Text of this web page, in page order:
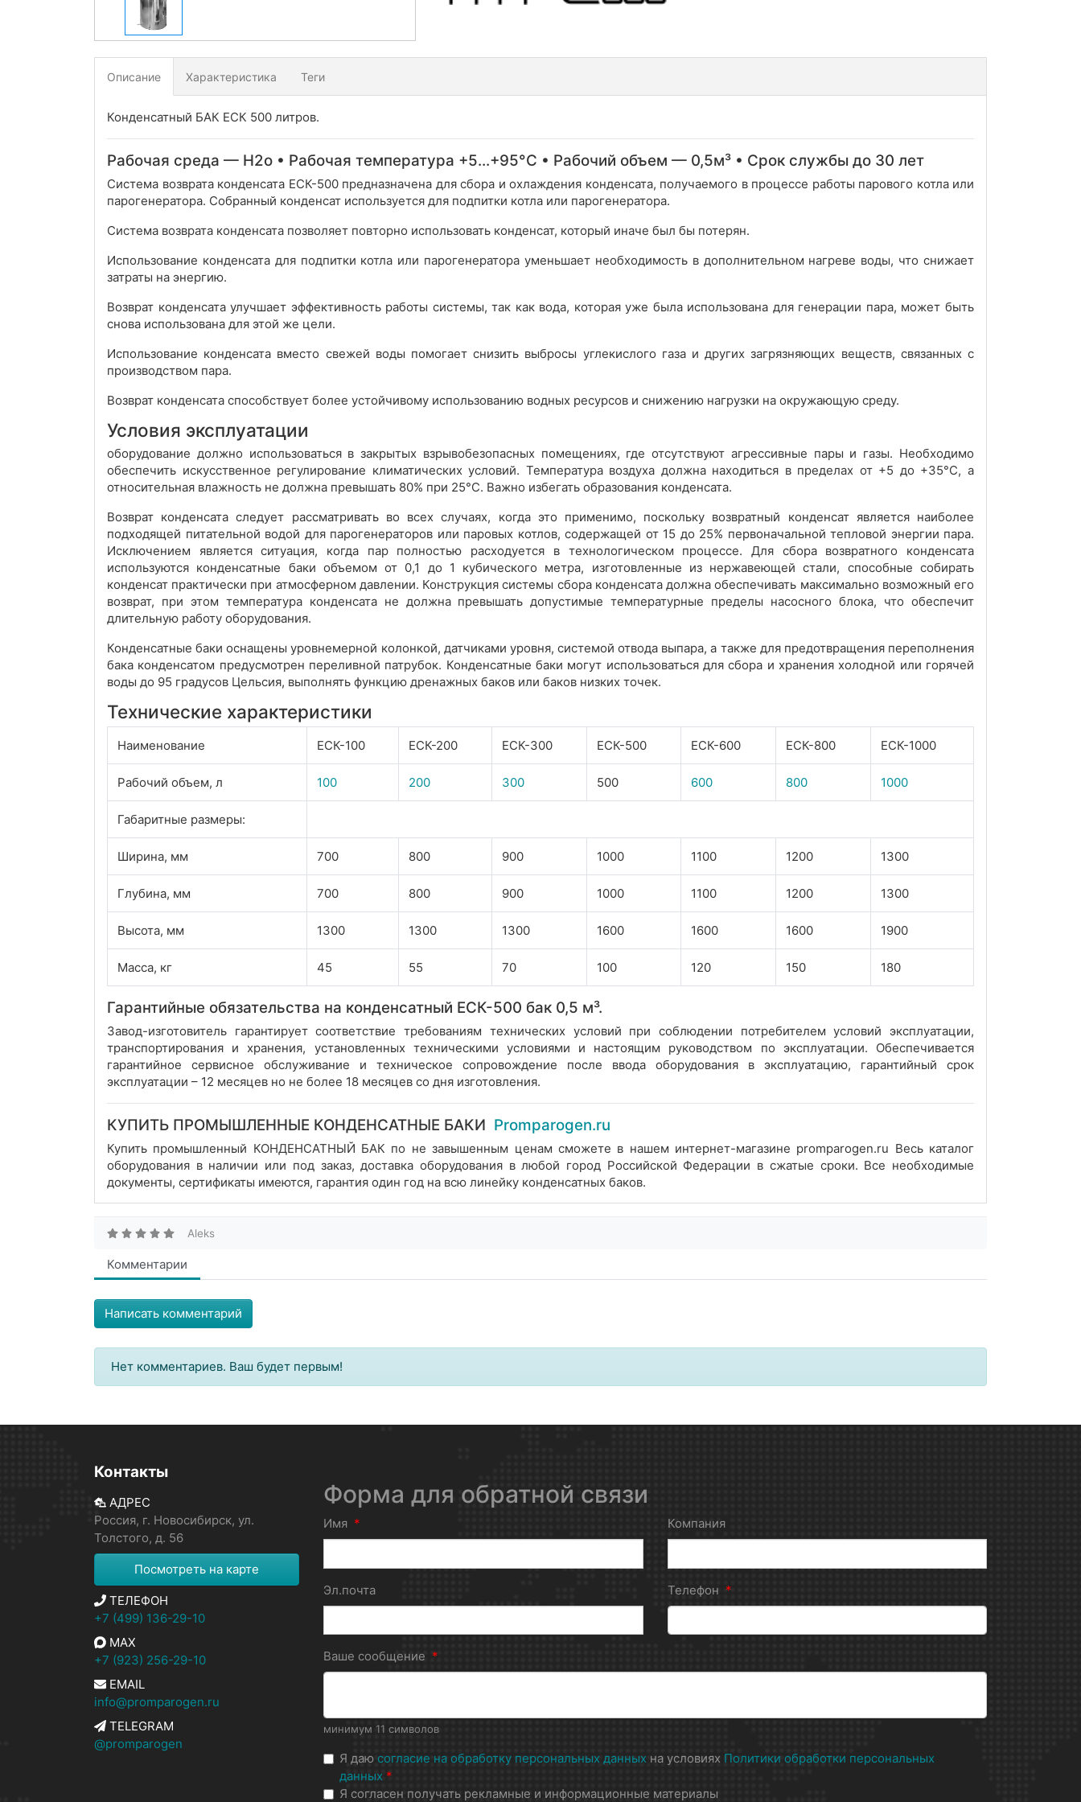
Описание Характеристика Теги
Конденсатный БАК ЕСК 500 литров.
Рабочая среда — Н2о • Рабочая температура +5...+95°C • Рабочий объем — 0,5м³ • Срок службы до 30 лет
Система возврата конденсата ЕСК-500 предназначена для сбора и охлаждения конденсата, получаемого в процессе работы парового котла или
парогенератора. Собранный конденсат используется для подпитки котла или парогенератора.
Система возврата конденсата позволяет повторно использовать конденсат, который иначе был бы потерян.
Использование конденсата для подпитки котла или парогенератора уменьшает необходимость в дополнительном нагреве воды, что снижает
затраты на энергию.
Возврат конденсата улучшает эффективность работы системы, так как вода, которая уже была использована для генерации пара, может быть
снова использована для этой же цели.
Использование конденсата вместо свежей воды помогает снизить выбросы углекислого газа и других загрязняющих веществ, связанных с
производством пара.
Возврат конденсата способствует более устойчивому использованию водных ресурсов и снижению нагрузки на окружающую среду.
Условия эксплуатации
оборудование должно использоваться в закрытых взрывобезопасных помещениях, где отсутствуют агрессивные пары и газы. Необходимо
обеспечить искусственное регулирование климатических условий. Температура воздуха должна находиться в пределах от +5 до +35°С, а
относительная влажность не должна превышать 80% при 25°С. Важно избегать образования конденсата.
Возврат конденсата следует рассматривать во всех случаях, когда это применимо, поскольку возвратный конденсат является наиболее
подходящей питательной водой для парогенераторов или паровых котлов, содержащей от 15 до 25% первоначальной тепловой энергии пара.
Исключением является ситуация, когда пар полностью расходуется в технологическом процессе. Для сбора возвратного конденсата
используются конденсатные баки объемом от 0,1 до 1 кубического метра, изготовленные из нержавеющей стали, способные собирать
конденсат практически при атмосферном давлении. Конструкция системы сбора конденсата должна обеспечивать максимально возможный его
возврат, при этом температура конденсата не должна превышать допустимые температурные пределы насосного блока, что обеспечит
длительную работу оборудования.
Конденсатные баки оснащены уровнемерной колонкой, датчиками уровня, системой отвода выпара, а также для предотвращения переполнения
бака конденсатом предусмотрен переливной патрубок. Конденсатные баки могут использоваться для сбора и хранения холодной или горячей
воды до 95 градусов Цельсия, выполнять функцию дренажных баков или баков низких точек.
Технические характеристики
Наименование ЕСК-100 ЕСК-200 ЕСК-300 ЕСК-500 ЕСК-600 ЕСК-800 ЕСК-1000
Рабочий объем, л 100 200 300 500 600 800 1000
Габаритные размеры:
Ширина, мм 700 800 900 1000 1100 1200 1300
Глубина, мм 700 800 900 1000 1100 1200 1300
Высота, мм 1300 1300 1300 1600 1600 1600 1900
Масса, кг 45 55 70 100 120 150 180
Гарантийные обязательства на конденсатный ЕСК-500 бак 0,5 м³.
Завод-изготовитель гарантирует соответствие требованиям технических условий при соблюдении потребителем условий эксплуатации,
транспортирования и хранения, установленных техническими условиями и настоящим руководством по эксплуатации. Обеспечивается
гарантийное сервисное обслуживание и техническое сопровождение после ввода оборудования в эксплуатацию, гарантийный срок
эксплуатации – 12 месяцев но не более 18 месяцев со дня изготовления.
КУПИТЬ ПРОМЫШЛЕННЫЕ КОНДЕНСАТНЫЕ БАКИ Promparogen.ru
Купить промышленный КОНДЕНСАТНЫЙ БАК по не завышенным ценам сможете в нашем интернет-магазине promparogen.ru Весь каталог
оборудования в наличии или под заказ, доставка оборудования в любой город Российской Федерации в сжатые сроки. Все необходимые
документы, сертификаты имеются, гарантия один год на всю линейку конденсатных баков.
Aleks
Комментарии
Написать комментарий
Нет комментариев. Ваш будет первым!
Контакты
АДРЕС
Россия, г. Новосибирск, ул.
Толстого, д. 56
Посмотреть на карте
ТЕЛЕФОН
+7 (499) 136-29-10
MAX
+7 (923) 256-29-10
EMAIL
info@promparogen.ru
TELEGRAM
@promparogen
Форма для обратной связи
Имя * Компания
Эл.почта Телефон *
Ваше сообщение *
минимум 11 символов
Я даю согласие на обработку персональных данных на условиях Политики обработки персональных
данных *
Я согласен получать рекламные и информационные материалы